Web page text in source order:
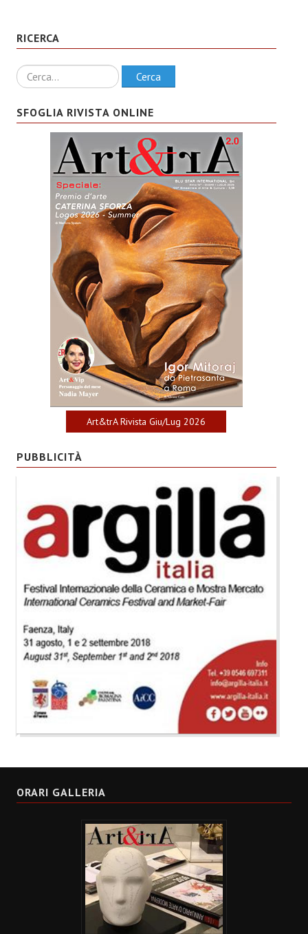
RICERCA
Ricerca Cerca
SFOGLIA RIVISTA ONLINE
Art&trA Rivista Giu/Lug 2026
PUBBLICITÀ
ORARI GALLERIA